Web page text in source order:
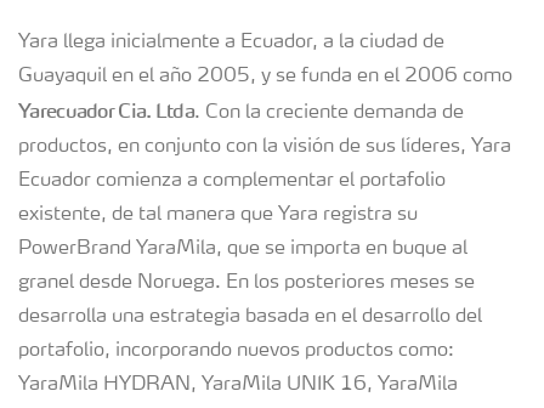
Yara llega inicialmente a Ecuador, a la ciudad de
Guayaquil en el año 2005, y se funda en el 2006 como
Yarecuador Cia. Ltda. Con la creciente demanda de
productos, en conjunto con la visión de sus líderes, Yara
Ecuador comienza a complementar el portafolio
existente, de tal manera que Yara registra su
PowerBrand YaraMila, que se importa en buque al
granel desde Noruega. En los posteriores meses se
desarrolla una estrategia basada en el desarrollo del
portafolio, incorporando nuevos productos como:
YaraMila HYDRAN, YaraMila UNIK 16, YaraMila